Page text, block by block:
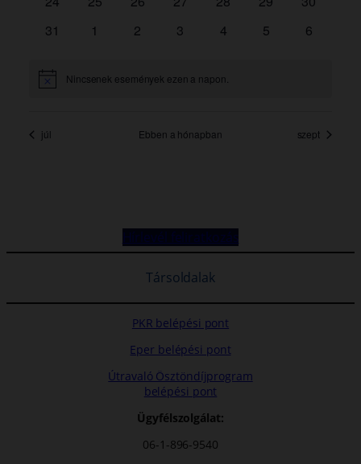
Hírlevél feliratkozás
Társoldalak
PKR belépési pont
Eper belépési pont
Útravaló Ösztöndíjprogram
belépési pont
Ügyfélszolgálat:
06-1-896-9540